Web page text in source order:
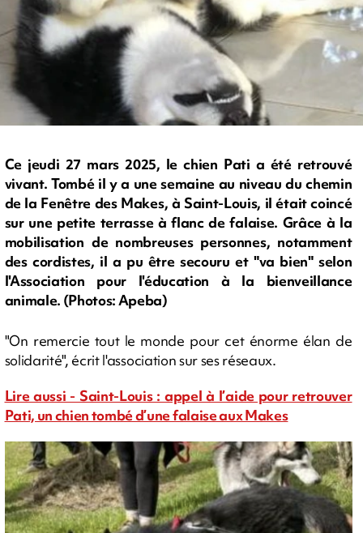
Ce jeudi 27 mars 2025, le chien Pati a été retrouvé
vivant. Tombé il y a une semaine au niveau du chemin
de la Fenêtre des Makes, à Saint-Louis, il était coincé
sur une petite terrasse à flanc de falaise. Grâce à la
mobilisation de nombreuses personnes, notamment
des cordistes, il a pu être secouru et "va bien" selon
l'Association pour l'éducation à la bienveillance
animale. (Photos: Apeba)
"On remercie tout le monde pour cet énorme élan de
solidarité", écrit l'association sur ses réseaux.
Lire aussi - Saint-Louis : appel à l’aide pour retrouver
Pati, un chien tombé d’une falaise aux Makes